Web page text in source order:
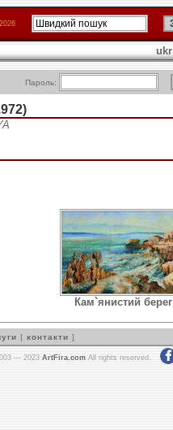
ukr
Пароль:
Кам`янистий берег
| контакти ]
— 2023 ArtFira.com All rights reserved.